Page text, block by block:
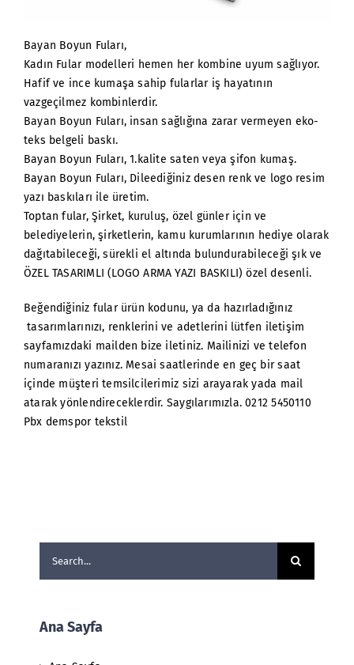
Bayan Boyun Fuları,
Kadın Fular modelleri hemen her kombine uyum sağlıyor.
Hafif ve ince kumaşa sahip fularlar iş hayatının
vazgeçilmez kombinlerdir.
Bayan Boyun Fuları, insan sağlığına zarar vermeyen eko-
teks belgeli baskı.
Bayan Boyun Fuları, 1.kalite saten veya şifon kumaş.
Bayan Boyun Fuları, Dileediğiniz desen renk ve logo resim
yazı baskıları ile üretim.
Toptan fular, Şirket, kuruluş, özel günler için ve
belediyelerin, şirketlerin, kamu kurumlarının hediye olarak
dağıtabileceği, sürekli el altında bulundurabileceği şık ve
ÖZEL TASARIMLI (LOGO ARMA YAZI BASKILI) özel desenli.
Beğendiğiniz fular ürün kodunu, ya da hazırladığınız
tasarımlarınızı, renklerini ve adetlerini lütfen iletişim
sayfamızdaki mailden bize iletiniz. Mailinizi ve telefon
numaranızı yazınız. Mesai saatlerinde en geç bir saat
içinde müşteri temsilcilerimiz sizi arayarak yada mail
atarak yönlendireceklerdir. Saygılarımızla. 0212 5450110
Pbx demspor tekstil
Ana Sayfa